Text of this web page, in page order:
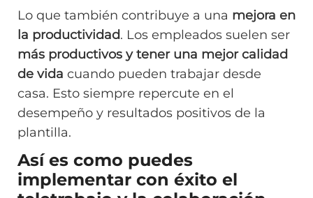
Lo que también contribuye a una mejora en
la productividad. Los empleados suelen ser
más productivos y tener una mejor calidad
de vida cuando pueden trabajar desde
casa. Esto siempre repercute en el
desempeño y resultados positivos de la
plantilla.
Así es como puedes
implementar con éxito el